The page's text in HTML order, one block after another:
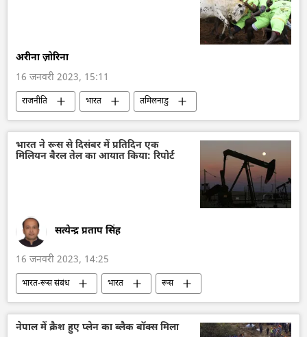
अरीना ज़ोरिना
16 जनवरी 2023, 15:11
राजनीति भारत
तमिलनाडु
जल्लीकट्टू
जानवर पशु
भारत ने रूस से दिसंबर में प्रतिदिन एक
मिलियन बैरल तेल का आयात किया: रिपोर्ट
सत्येन्द्र प्रताप सिंह
16 जनवरी 2023, 14:25
भारत-रूस संबंध भारत
रूस
तेल
तेल का आयात दक्षिण एशिया
नेपाल में क्रैश हुए प्लेन का ब्लैक बॉक्स मिला